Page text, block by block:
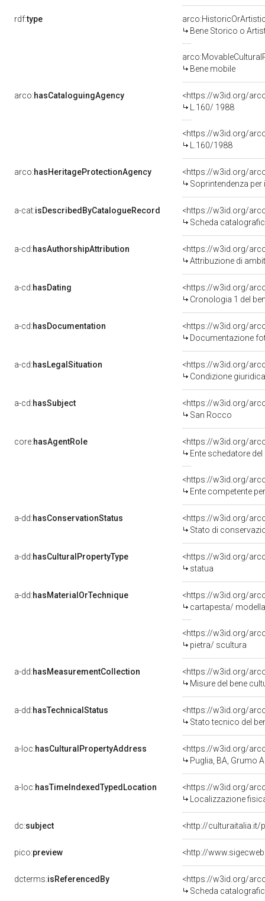
rdf:type
Bene Storico o
Bene mobile
arco:hasCataloguingAgency
<https://w3id.org/
L.160/ 1988
<https://w3id.org/
L.160/1988
arco:hasHeritageProtectionAgency
<https://w3id.org/
Soprintendenza
a-cat:isDescribedByCatalogueRecord
<https://w3id.org/
Scheda
a-cd:hasAuthorshipAttribution
<https://w3id.org/
Attribuzione di
a-cd:hasDating
<https://w3id.org/
Cronologia 1 del
a-cd:hasDocumentation
Documentazione
a-cd:hasLegalSituation
Condizione
a-cd:hasSubject
<https://w3id.org/
San Rocco
core:hasAgentRole
<https://w3id.org/
Ente schedatore
<https://w3id.org/
Ente competente per
a-dd:hasConservationStatus
<https://w3id.org/
Stato di
a-dd:hasCulturalPropertyType
<https://w3id.org/
statua
a-dd:hasMaterialOrTechnique
<https://w3id.org/
cartapesta/
<https://w3id.org/
pietra/ scultura
a-dd:hasMeasurementCollection
<https://w3id.org/
Misure del bene
a-dd:hasTechnicalStatus
<https://w3id.org/
Stato tecnico del
a-loc:hasCulturalPropertyAddress
<https://w3id.org/
Puglia, BA, Grumo
a-loc:hasTimeIndexedTypedLocation
<https://w3id.org/
Localizzazione
dc:subject <http://culturaitalia.it/
pico:preview <http://
dcterms:isReferencedBy
<https://w3id.org/
Scheda